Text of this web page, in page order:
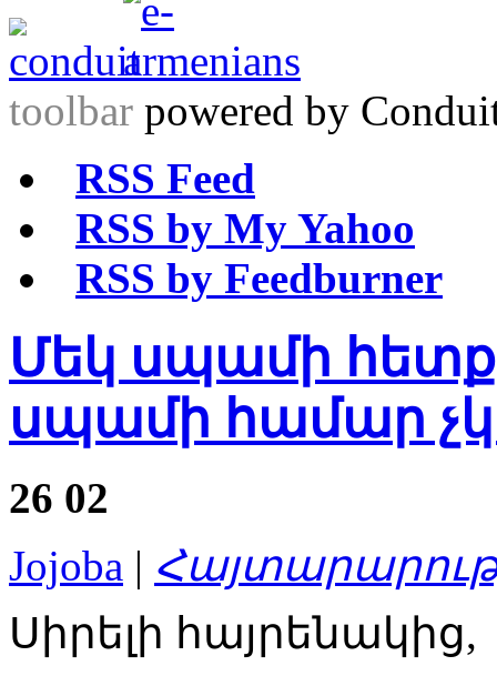
toolbar powered by
RSS Feed
RSS by My Yahoo
RSS by Feedburner
Մեկ սպամի
սպամի համար
26 02
Jojoba |
Սիրելի հայրենակից,